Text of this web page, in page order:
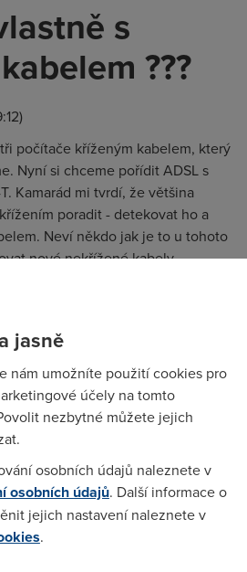
s
???
počítače kříženým kabelem, který
Nyní si chceme pořídit ADSL s
Kamarád mi tvrdí, že většina
poradit - detekovat ho a
Neví někdo jak je to u tohoto
nové nekřížené kabely,
na nekřížené nebo ne?
na ftp://ftp.dlink.de/datenblatt/DSL-
to umi detekovat cross kabel. Do
Auto MIDI/MIDIX.
bez problémů poradí, umí druh
Je to u každého typu jiné. Pokud
jasně
nám umožníte použití cookies pro
účely na tomto
nezbytné můžete jejich
osobních údajů naleznete v
osobních údajů. Další informace o
jejich nastavení naleznete v
.